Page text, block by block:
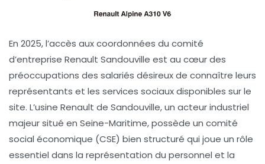
En 2025, l’accès aux coordonnées du comité
d’entreprise Renault Sandouville est au cœur des
préoccupations des salariés désireux de connaître leurs
représentants et les services sociaux disponibles sur le
site. L’usine Renault de Sandouville, un acteur industriel
majeur situé en Seine-Maritime, possède un comité
social économique (CSE) bien structuré qui joue un rôle
essentiel dans la représentation du personnel et la